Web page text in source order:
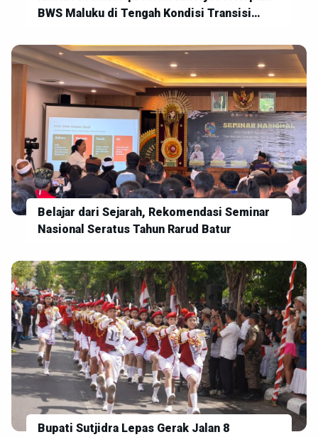
BWS Maluku di Tengah Kondisi Transisi
Belajar dari Sejarah, Rekomendasi Seminar
Nasional Seratus Tahun Rarud Batur
Bupati Sutjidra Lepas Gerak Jalan 8